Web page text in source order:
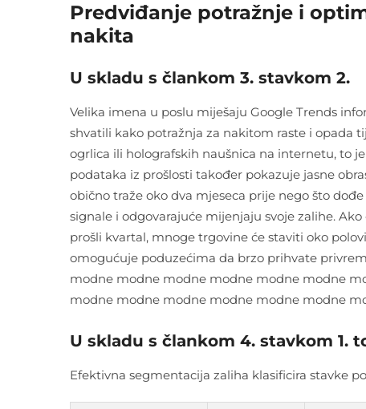
Predviđanje potražnje i
nakita
U skladu s člankom 3. stavkom 2.
Velika imena u poslu miješaju Google Trends
shvatili kako potražnja za nakitom raste i opada
ogrlica ili holografskih naušnica na internetu, to
podataka iz prošlosti također pokazuje jasne
obično traže oko dva mjeseca prije nego što
signale i odgovarajuće mijenjaju svoje zalihe.
prošli kvartal, mnoge trgovine će staviti oko
omogućuje poduzećima da brzo prihvate
modne modne modne modne modne modne
modne modne modne modne modne modne
U skladu s člankom 4. stavkom 1.
Efektivna segmentacija zaliha klasificira stavke